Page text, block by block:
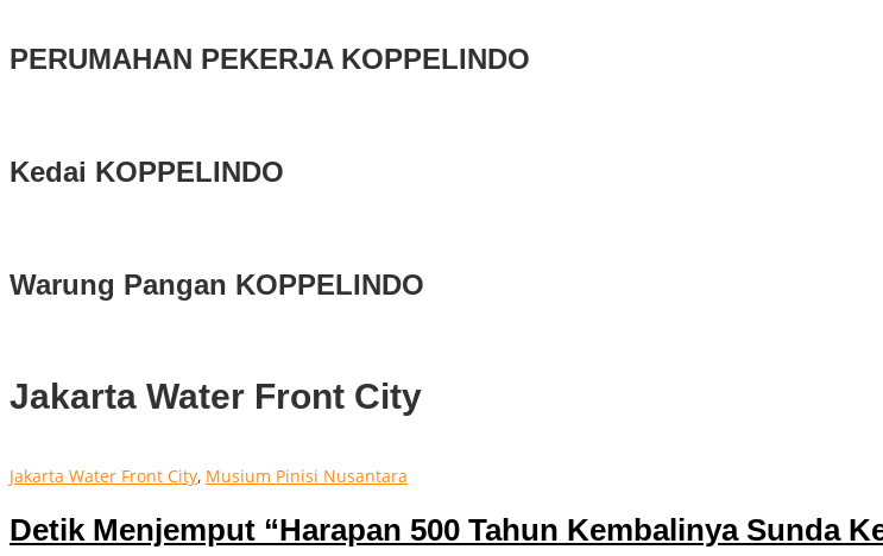
PERUMAHAN PEKERJA KOPPELINDO
Kedai KOPPELINDO
Warung Pangan KOPPELINDO
Jakarta Water Front City
Jakarta Water Front City, Musium Pinisi Nusantara
Detik Menjemput “Harapan 500 Tahun Kembalinya Sunda